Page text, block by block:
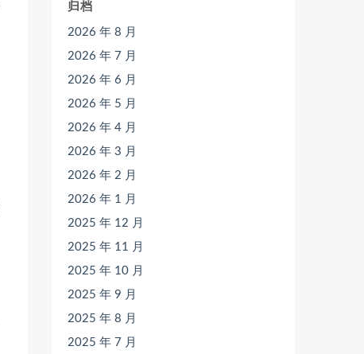
归档
2026 年 8 月
2026 年 7 月
2026 年 6 月
2026 年 5 月
2026 年 4 月
2026 年 3 月
2026 年 2 月
2026 年 1 月
2025 年 12 月
2025 年 11 月
2025 年 10 月
2025 年 9 月
2025 年 8 月
2025 年 7 月